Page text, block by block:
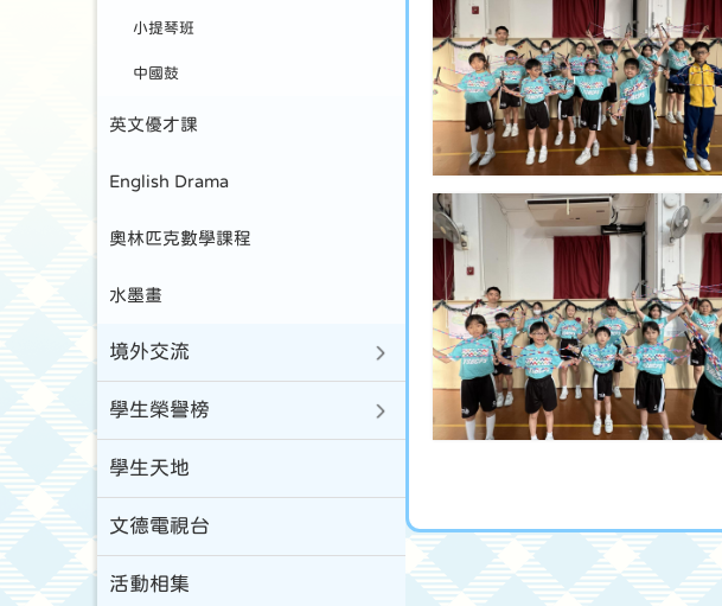
小提琴班
中國鼓
英文優才課
English Drama
奧林匹克數學課程
水墨畫
境外交流
學生榮譽榜
學生天地
文德電視台
活動相集